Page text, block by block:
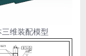
维装配模型